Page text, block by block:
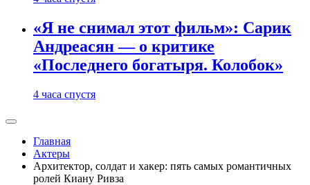
«Я не снимал этот фильм»: Сарик
Андреасян — о критике
«Последнего богатыря. Колобок»
4 часа спустя
Главная
Актеры
Архитектор, солдат и хакер: пять самых романтичных
ролей Киану Ривза